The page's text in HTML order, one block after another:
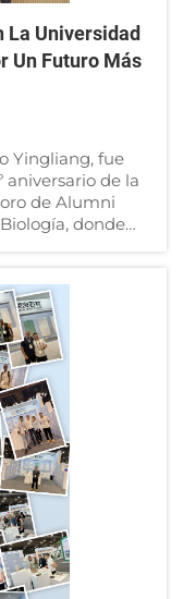
La Universidad
Un Futuro Más
Yingliang, fue
aniversario de la
de Alumni
donde